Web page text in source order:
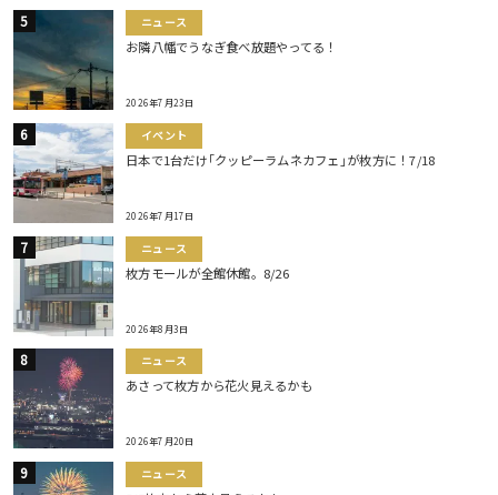
ニュース
お隣八幡でうなぎ食べ放題やってる！
2026年7月23日
イベント
日本で1台だけ｢クッピーラムネカフェ｣が枚方に！7/18
2026年7月17日
ニュース
枚方モールが全館休館。8/26
2026年8月3日
ニュース
あさって枚方から花火見えるかも
2026年7月20日
ニュース